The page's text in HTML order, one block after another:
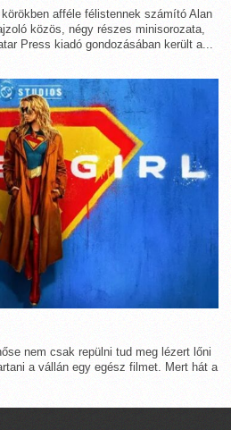
afféle félistennek számító Alan
közös, négy részes minisorozata,
Press kiadó gondozásában került a...
nem csak repülni tud meg lézert lőni
a vállán egy egész filmet. Mert hát a